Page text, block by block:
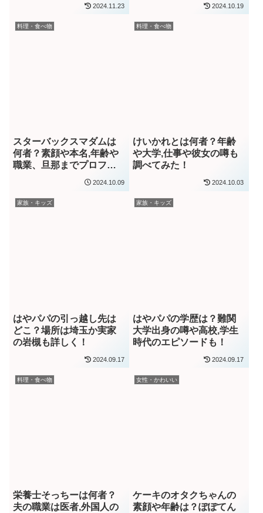
2024.11.23 2024.10.19
料理・食べ物
スターバックスマダムは
何者？素顔や本名,年齢や
職業、旦那までプロフィ
2024.10.09
料理・食べ物
けいかれとは何者？年齢
や大学,仕事や彼女の噂も
調べてみた！
2024.10.03
家族・キッズ
はやパパの引っ越し先は
どこ？場所は埼玉か実家
の岩槻も詳しく！
2024.09.17
家族・キッズ
はやパパの学歴は？難関
大学出身の噂や高校,学生
時代のエピソードも！
2024.09.17
料理・食べ物
栄養士そっちーは何者？
夫の職業は医者,外国人の
女性・かわいい
ケーキのオタクちゃんの
素顔や年齢は？ぽぽてん